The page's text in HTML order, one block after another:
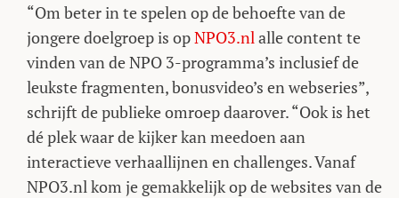
“Om beter in te spelen op de behoefte van de
jongere doelgroep is opNPO3.nlalle content te
vinden van de NPO 3-programma’s inclusief de
leukste fragmenten, bonusvideo’s en webseries”,
schrijft de publieke omroep daarover. “Ook is het
dé plek waar de kijker kan meedoen aan
interactieve verhaallijnen en challenges. Vanaf
NPO3.nl kom je gemakkelijk op de websites van de